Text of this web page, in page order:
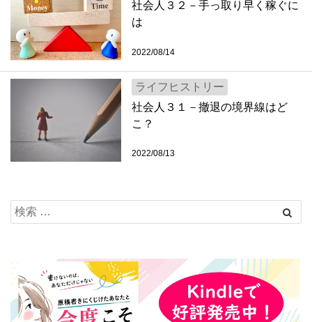
2022/08/14
社会人３２－手っ取り早く稼ぐに
は
ライフヒストリー
2022/08/13
社会人３１－撤退の境界線はど
こ？